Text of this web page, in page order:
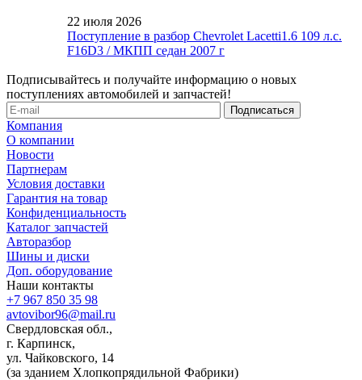
22 июля 2026
Поступление в разбор Chevrolet Lacetti1.6 109 л.с.
F16D3 / МКПП седан 2007 г
Подписывайтесь и получайте информацию о новых
поступлениях автомобилей и запчастей!
Компания
О компании
Новости
Партнерам
Условия доставки
Гарантия на товар
Конфиденциальность
Каталог запчастей
Авторазбор
Шины и диски
Доп. оборудование
Наши контакты
+7 967 850 35 98
avtovibor96@mail.ru
Свердловская обл.,
г. Карпинск,
ул. Чайковского, 14
(за зданием Хлопкопрядильной Фабрики)